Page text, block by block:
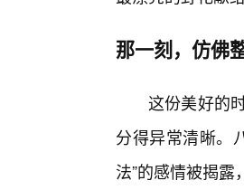
那一刻，仿佛
这份美好的
分得异常清晰。
法”的感情被揭